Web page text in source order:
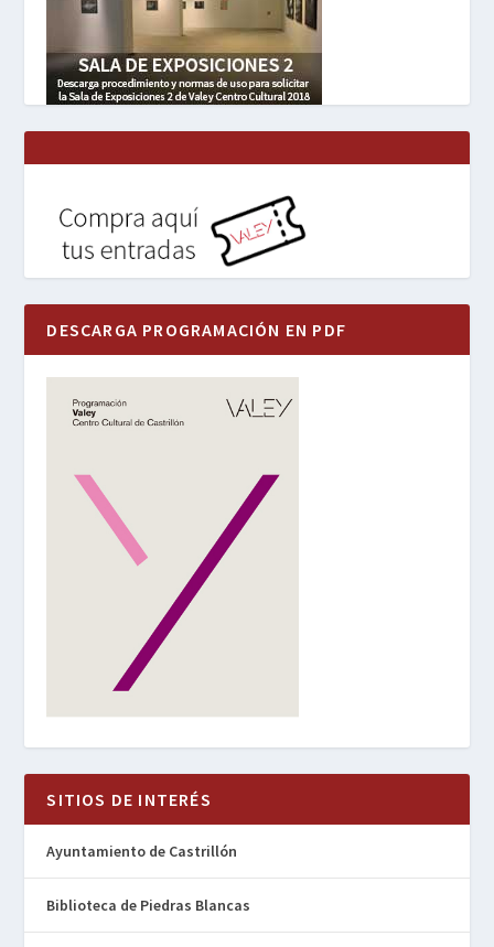
DESCARGA PROGRAMACIÓN EN PDF
SITIOS DE INTERÉS
Ayuntamiento de Castrillón
Biblioteca de Piedras Blancas